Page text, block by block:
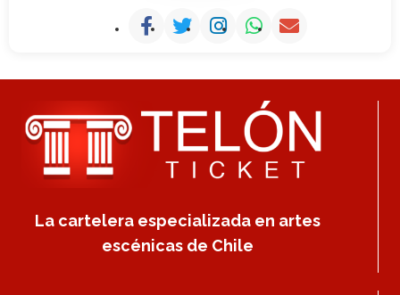
La cartelera especializada en artes
escénicas de Chile